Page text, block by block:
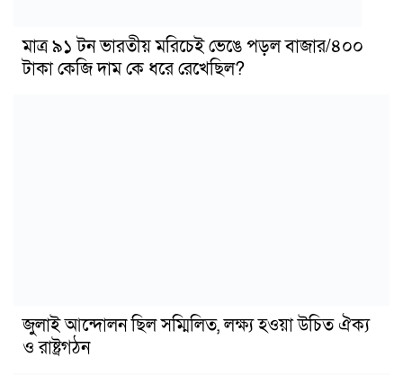
মাত্র ৯১ টন ভারতীয় মরিচেই ভেঙে পড়ল বাজার/৪০০
টাকা কেজি দাম কে ধরে রেখেছিল?
জুলাই আন্দোলন ছিল সম্মিলিত, লক্ষ্য হওয়া উচিত ঐক্য
ও রাষ্ট্রগঠন